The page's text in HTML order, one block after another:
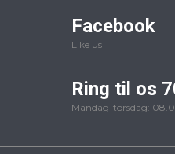
Facebook
Like us
Ring til os
Mandag-torsdag: